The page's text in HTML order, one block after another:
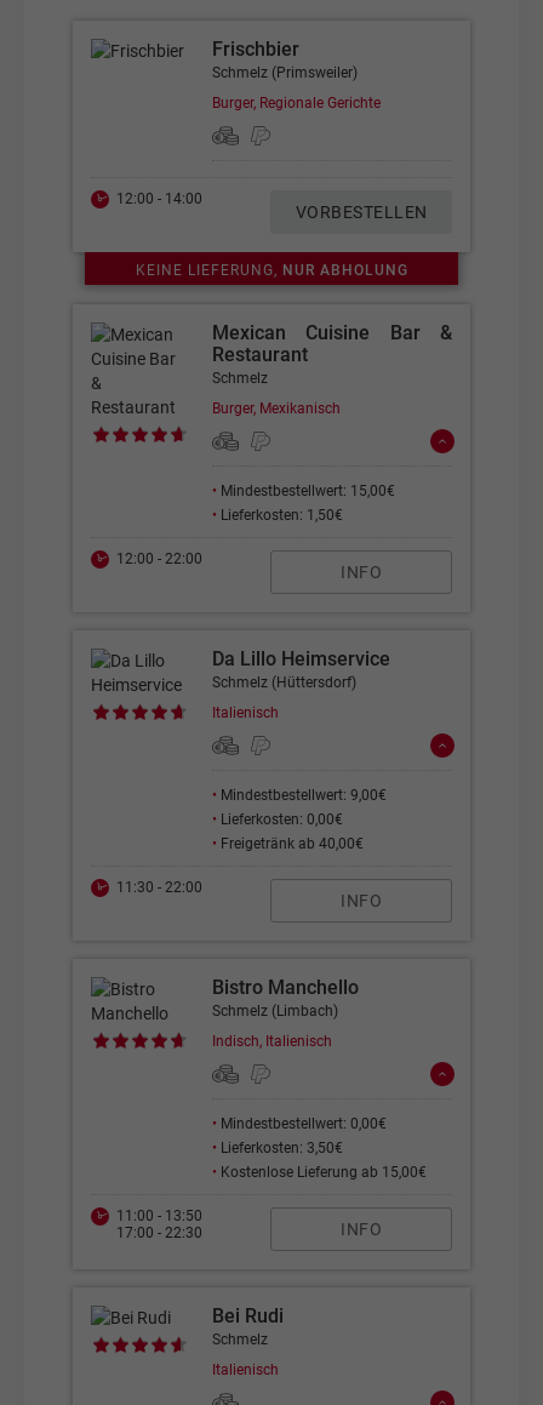
Frischbier
Schmelz (Primsweiler)
Burger, Regionale Gerichte
12:00 - 14:00
VORBESTELLEN
KEINE LIEFERUNG, NUR ABHOLUNG
Mexican Cuisine Bar &
Restaurant
Schmelz
Burger, Mexikanisch
• Mindestbestellwert: 15,00€
• Lieferkosten: 1,50€
12:00 - 22:00
INFO
Da Lillo Heimservice
Schmelz (Hüttersdorf)
Italienisch
• Mindestbestellwert: 9,00€
• Lieferkosten: 0,00€
• Freigetränk ab 40,00€
11:30 - 22:00
INFO
Bistro Manchello
Schmelz (Limbach)
Indisch, Italienisch
• Mindestbestellwert: 0,00€
• Lieferkosten: 3,50€
• Kostenlose Lieferung ab 15,00€
11:00 - 13:50
17:00 - 22:30
INFO
Bei Rudi
Schmelz
Italienisch